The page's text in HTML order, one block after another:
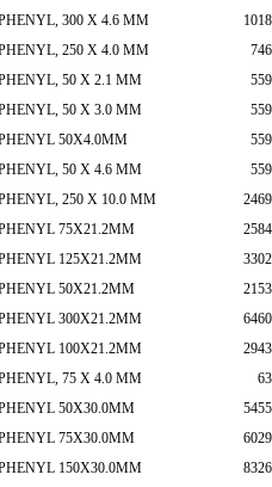
300 X 4.6 MM
250 X 4.0 MM
50 X 2.1 MM
50 X 3.0 MM
50X4.0MM
50 X 4.6 MM
250 X 10.0 MM
75X21.2MM
125X21.2MM
50X21.2MM
300X21.2MM
100X21.2MM
75 X 4.0 MM
50X30.0MM
75X30.0MM
150X30.0MM